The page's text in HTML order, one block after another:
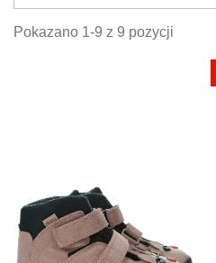
Pokazano 1-9 z 9 pozycji